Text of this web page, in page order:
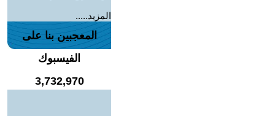
المزيد.....
المعجبين بنا على
الفيسبوك
3,732,970